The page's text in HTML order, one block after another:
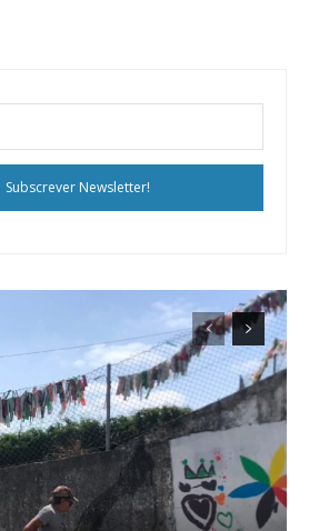
Subscrever Newsletter!